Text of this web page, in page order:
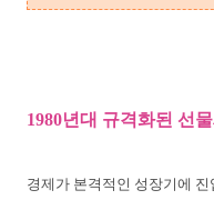
1980년대 규격화된 선
경제가 본격적인 성장기에